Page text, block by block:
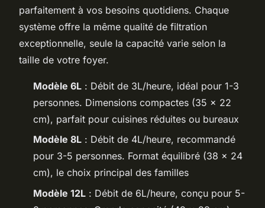
parfaitement à vos besoins quotidiens. Chaque
système offre la même qualité de filtration
exceptionnelle, seule la capacité varie selon la
taille de votre foyer.
Modèle 6L : Débit de 3L/heure, idéal pour 1-3
personnes. Dimensions compactes (35 x 22
cm), parfait pour cuisines réduites ou bureaux
Modèle 8L : Débit de 4L/heure, recommandé
pour 3-5 personnes. Format équilibré (38 x 24
cm), le choix principal des familles
Modèle 12L : Débit de 6L/heure, conçu pour 5-